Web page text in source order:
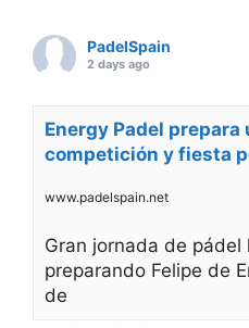
PadelSpain
2 days ago
Energy Padel prepara
competición y fiesta
www.padelspain.net
Gran jornada de pádel
preparando Felipe de
de